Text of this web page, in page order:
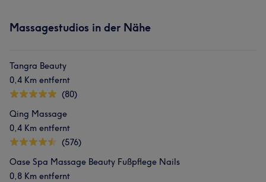
Massagestudios in der Nähe
Tangra Beauty
0,4 Km entfernt
(80)
Qing Massage
0,4 Km entfernt
(576)
Oase Spa Massage Beauty Fußpflege Nails
0,8 Km entfernt